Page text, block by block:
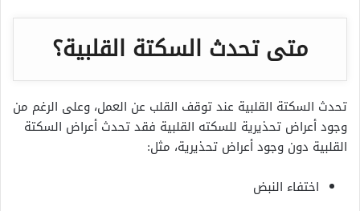
متى تحدث السكتة القلبية؟
تحدث السكتة القلبية عند توقف القلب عن العمل، وعلى الرغم من
وجودأعراض تحذيرية للسكته القلبية فقد تحدث أعراض السكتة
القلبية دون وجود أعراض تحذيرية، مثل:
اختفاء النبض